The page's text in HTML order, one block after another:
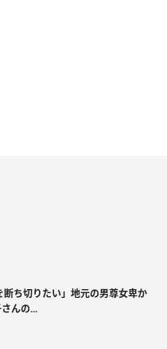
断ち切りたい」地元の男尊女卑か
んの...